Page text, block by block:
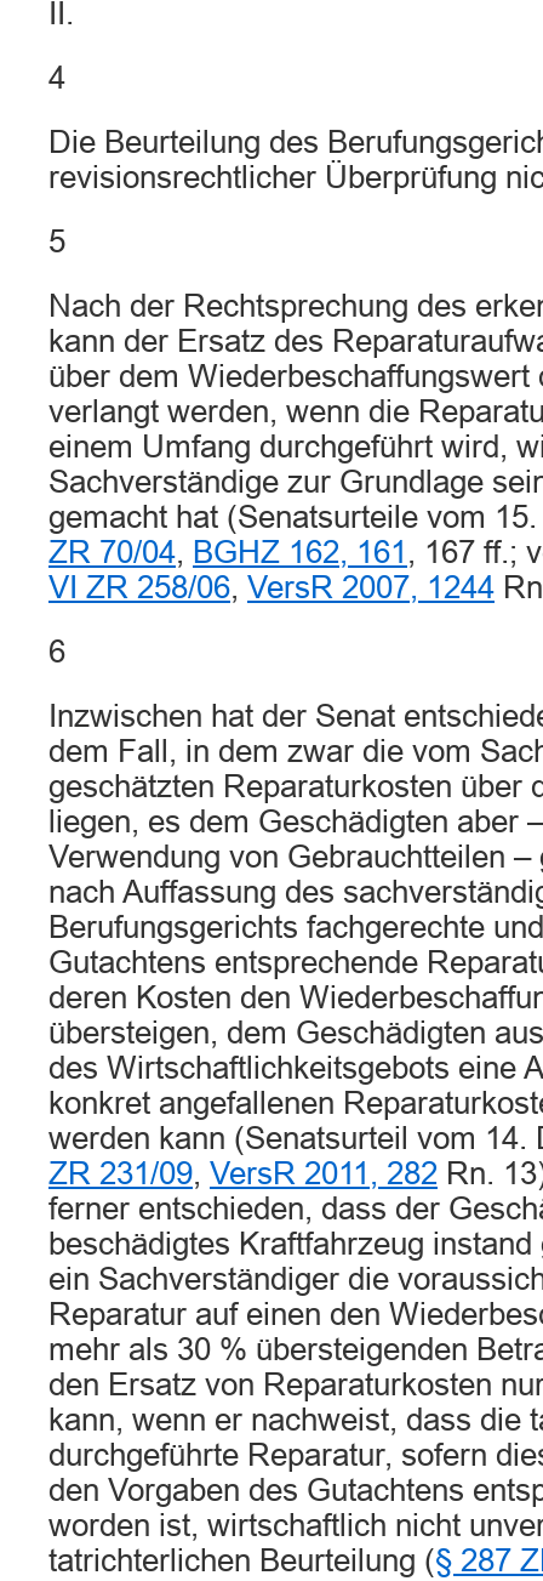
II.
4
Die Beurteilung des
revisionsrechtlicher Überprüfung
5
Nach der Rechtsprechung des
kann der Ersatz des
über dem Wiederbeschaffungswert
verlangt werden, wenn die
einem Umfang durchgeführt wird,
Sachverständige zur Grundlage
gemacht hat (Senatsurteile vom
ZR 70/04, BGHZ 162, 161 , 167 ff.;
VI ZR 258/06, VersR 2007, 1244
6
Inzwischen hat der Senat
dem Fall, in dem zwar die vom
geschätzten Reparaturkosten über
liegen, es dem Geschädigten aber
Verwendung von Gebrauchtteilen –
nach Auffassung des
Berufungsgerichts fachgerechte
Gutachtens entsprechende
deren Kosten den
übersteigen, dem Geschädigten
des Wirtschaftlichkeitsgebots eine
konkret angefallenen
werden kann (Senatsurteil vom
ZR 231/09, VersR 2011, 282 Rn.
ferner entschieden, dass der
beschädigtes Kraftfahrzeug
ein Sachverständiger die
Reparatur auf einen den
mehr als 30 % übersteigenden
den Ersatz von Reparaturkosten
kann, wenn er nachweist, dass die
durchgeführte Reparatur, sofern
den Vorgaben des Gutachtens
worden ist, wirtschaftlich nicht
tatrichterlichen Beurteilung (§ 287